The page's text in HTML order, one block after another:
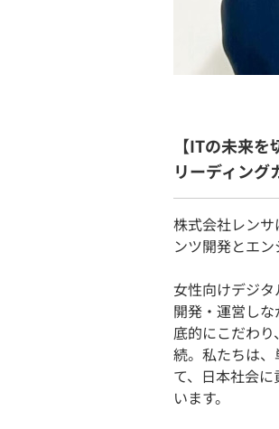
【ITの未来
リーディング
株式会社レン
ンツ開発とエン
女性向けデジ
開発・運営し
底的にこだわ
続。私たちは
て、日本社会
います。